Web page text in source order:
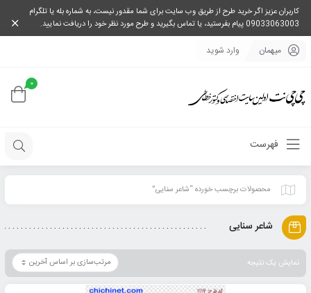
کاربران عزیز اگر خرید طرح از طریق وب سایت برای شما مقدور نیست، به شماره بله یا تلگرام
09033063003 پیام بفرستید، یا تماس بگیرید و طرح مورد نظر خود را دریافت نمایید.
میهمان وارد شوید
0
فهرست
محصولات برچسب خورده “شاعر سنایی”
شاعر سنایی
نمایش یک نتیجه